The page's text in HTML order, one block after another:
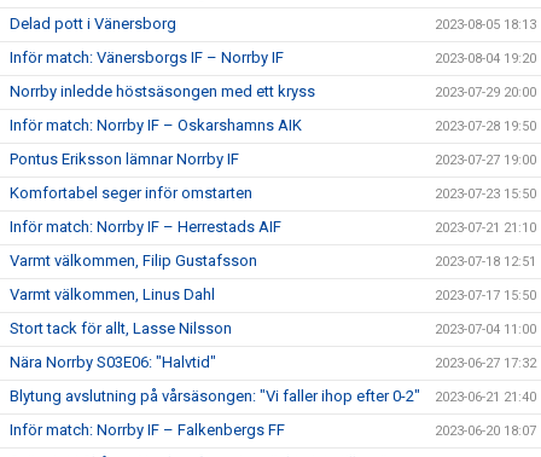
Delad pott i Vänersborg 2023-08-05 18:13
Inför match: Vänersborgs IF – Norrby IF 2023-08-04 19:20
Norrby inledde höstsäsongen med ett kryss 2023-07-29 20:00
Inför match: Norrby IF – Oskarshamns AIK 2023-07-28 19:50
Pontus Eriksson lämnar Norrby IF 2023-07-27 19:00
Komfortabel seger inför omstarten 2023-07-23 15:50
Inför match: Norrby IF – Herrestads AIF 2023-07-21 21:10
Varmt välkommen, Filip Gustafsson 2023-07-18 12:51
Varmt välkommen, Linus Dahl 2023-07-17 15:50
Stort tack för allt, Lasse Nilsson 2023-07-04 11:00
Nära Norrby S03E06: "Halvtid" 2023-06-27 17:32
Blytung avslutning på vårsäsongen: "Vi faller ihop efter 0-2" 2023-06-21 21:40
Inför match: Norrby IF – Falkenbergs FF 2023-06-20 18:07